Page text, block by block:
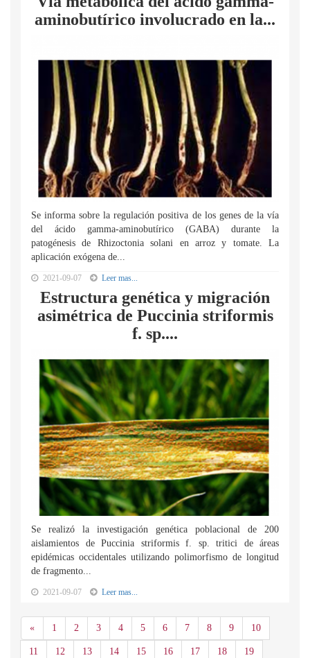
aminobutírico involucrado en la...
Se informa sobre la regulación positiva de los genes de la vía
del ácido gamma-aminobutírico (GABA) durante la
patogénesis de Rhizoctonia solani en arroz y tomate. La
aplicación exógena de...
2021-09-07 Leer mas...
Estructura genética y migración
asimétrica de Puccinia striformis
f. sp....
Se realizó la investigación genética poblacional de 200
aislamientos de Puccinia striformis f. sp. tritici de áreas
epidémicas occidentales utilizando polimorfismo de longitud
de fragmento...
2021-09-07 Leer mas...
«Anterior
1 2 3 4 5 6 7 8 9 10
11 12 13 14 15 16 17 18 19